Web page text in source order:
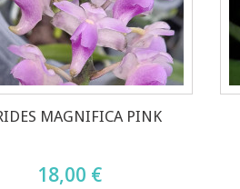
MAGNIFICA PINK
18,00 €